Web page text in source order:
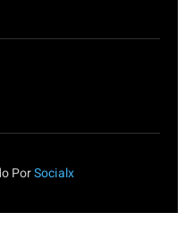
PorSocialx